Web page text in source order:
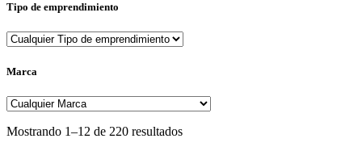
Tipo de emprendimiento
Marca
Mostrando 1–12 de 220 resultadosSorted